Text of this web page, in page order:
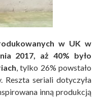
w UK w
2017, aż 40% było
, tylko 26% powstało
Reszta seriali dotyczyła
inną produkcją